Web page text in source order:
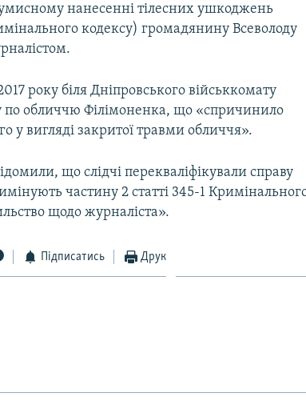
нанесенні тілесних ушкоджень
кодексу) громадянину Всеволоду
року біля Дніпровського військкомату
по обличчю Філімоненка, що «спричинило
у вигляді закритої травми обличчя».
що слідчі перекваліфікували справу
частину 2 статті 345-1
щодо журналіста».
Підписатись Друк